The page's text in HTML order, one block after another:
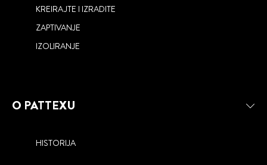
ONE FOR ALL
KREIRAJTE I IZRADITE
ZAPTIVANJE
IZOLIRANJE
O PATTEXU
HISTORIJA